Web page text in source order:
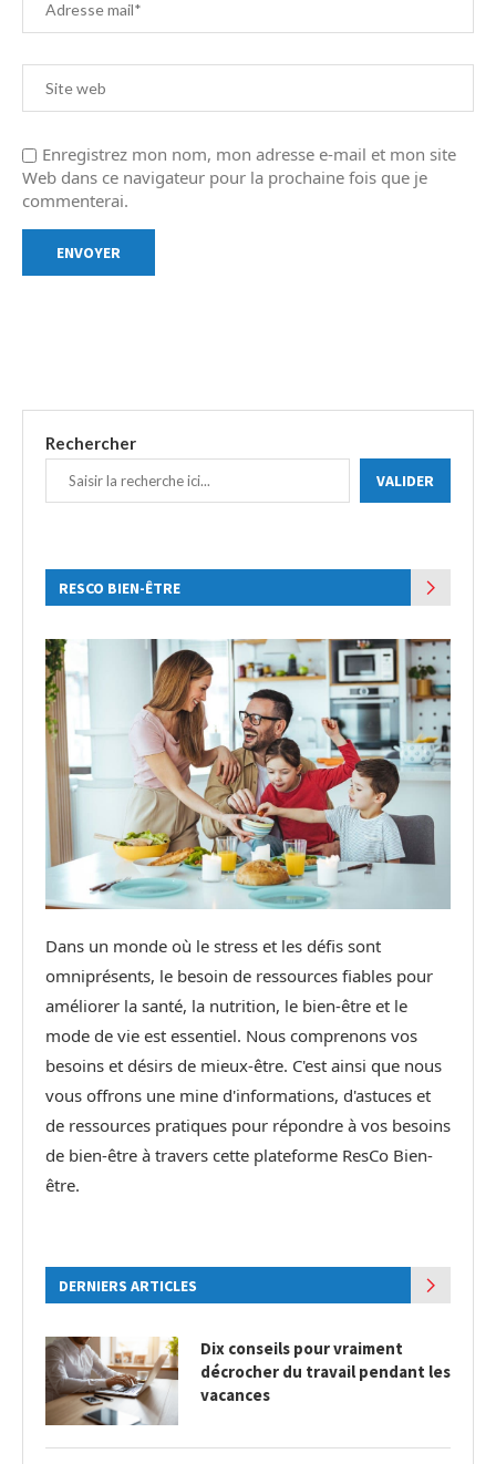
Enregistrez mon nom, mon adresse e-mail et mon site
Web dans ce navigateur pour la prochaine fois que je
commenterai.
Rechercher
VALIDER
RESCO BIEN-ÊTRE
Dans un monde où le stress et les défis sont
omniprésents, le besoin de ressources fiables pour
améliorer la santé, la nutrition, le bien-être et le
mode de vie est essentiel. Nous comprenons vos
besoins et désirs de mieux-être. C'est ainsi que nous
vous offrons une mine d'informations, d'astuces et
de ressources pratiques pour répondre à vos besoins
de bien-être à travers cette plateforme ResCo Bien-
être.
DERNIERS ARTICLES
Dix conseils pour vraiment
décrocher du travail pendant les
vacances